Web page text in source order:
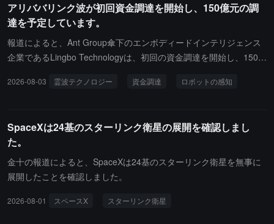
る投資家の帳簿上の利益は約83億ドルに達しています。New Street
やヨークビル・エイビスなどの機関は、調整が長期投資家にとって
のエントリー機会を提供する可能性があると考えており、最終的な
動向はマスクが電話会議で発信する戦略的シグナルに依存していま
などの方向をカバーしているため、資金調達開始前に多くの投資機
関から注目を集めていると指摘しています。報道によれば、現在、
具身知能の分野への資金が「具身脳」の方向に加速して流れていま
す。アリペイのリンポは、アリペイグループが具身および物理AI分
タ資産、アプリケーションシナリオなどの面で継続的にサポートを
将来の評価はモデルの一般化能力、実際の展開とデータのフライホ
イール、そして世界的な物理AI基盤モデルプラットフォームに成長
できるかどうかに依存すると述べています。
アリババリンク波が初回資金調達を開始し、150億元の調
達を予定しています。
報道によると、Ant Group傘下のエンボディードインテリジェンス
企業であるLingbo Technologyは、初回の資金調達を開始し、150億
達を完了することを目指しています。報道は、Lingboが現在、ロボ
界モデル、VA、VLAなどの方向をカバーしているため、資金調達の
開始前に多くの投資機関から注目を集めていると指摘しています。
2026-08-03 霊波テクノロジー 資金調達 ロボットの感知
SpaceXは24基のスターリンク衛星の展開を確認しまし
た。
金十の報道によると、SpaceXは24基のスターリンク衛星を無事に
展開したことを確認しました。
2026-08-01 スペースX スターリンク衛星